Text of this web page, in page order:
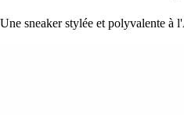
Une sneaker stylée et polyvalente à